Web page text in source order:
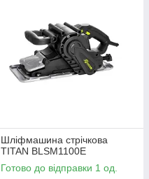
Шліфмашина стрічкова
TITAN BLSM1100E
Готово до відправки 1 од.